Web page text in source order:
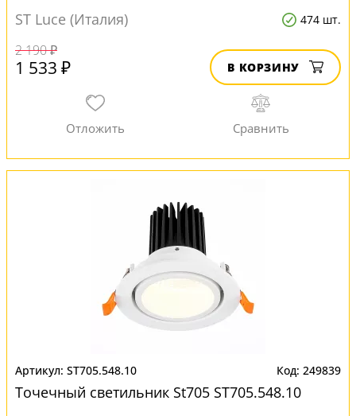
ST Luce (Италия) 474 шт.
2 190 ₽
1 533 ₽ В КОРЗИНУ
ST705.548.10 249839
Точечный светильник St705 ST705.548.10